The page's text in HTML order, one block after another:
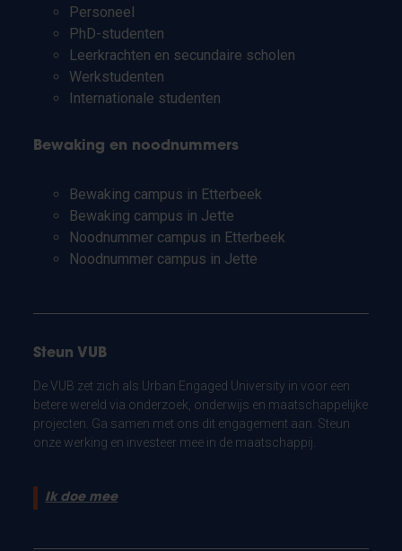
Personeel
PhD-studenten
Leerkrachten en secundaire scholen
Werkstudenten
Internationale studenten
Bewaking en noodnummers
Bewaking campus in Etterbeek
Bewaking campus in Jette
Noodnummer campus in Etterbeek
Noodnummer campus in Jette
Steun VUB
De VUB zet zich als Urban Engaged University in voor een
betere wereld via onderzoek, onderwijs en maatschappelijke
projecten. Ga samen met ons dit engagement aan. Steun
onze werking en investeer mee in de maatschappij.
Ik doe mee